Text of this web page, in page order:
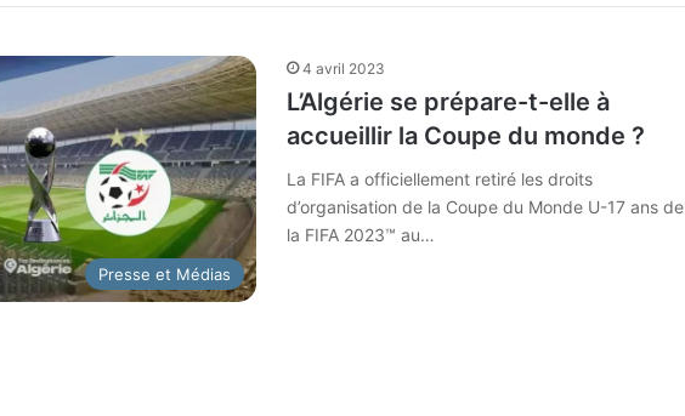
Presse et Médias
4 avril 2023
L’Algérie se prépare-t-elle à
accueillir la Coupe du monde ?
La FIFA a officiellement retiré les droits
d’organisation de la Coupe du Monde U-17 ans de
la FIFA 2023™ au…